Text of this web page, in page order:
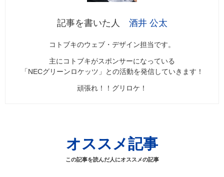
酒井 公太
コトブキのウェブ・デザイン担当です。
主にコトブキがスポンサーになっている
「NECグリーンロケッツ」との活動を発信していきます！
頑張れ！！グリロケ！
オススメ記事
この記事を読んだ人にオススメの記事